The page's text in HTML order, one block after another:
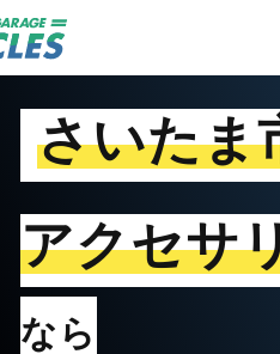
さいたま
アクセサ
なら